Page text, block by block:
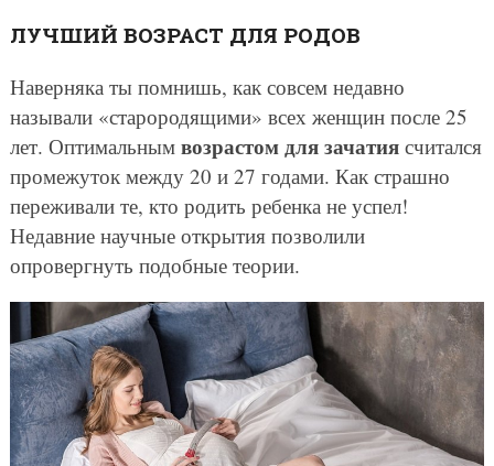
ЛУЧШИЙ ВОЗРАСТ ДЛЯ РОДОВ
Наверняка ты помнишь, как совсем недавно
называли «старородящими» всех женщин после 25
лет. Оптимальным возрастом для зачатиясчитался
промежуток между 20 и 27 годами. Как страшно
переживали те, кто родить ребенка не успел!
Недавние научные открытия позволили
опровергнуть подобные теории.